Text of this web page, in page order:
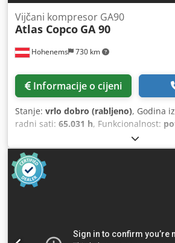
Hohenems 730 km
Vijčani kompresor GA90
Atlas Copco GA 90
Informacije o cijeni
Stanje: vrlo dobro (rabljeno), Godina
radni sati: 65.031 h, Funkcionalnost: